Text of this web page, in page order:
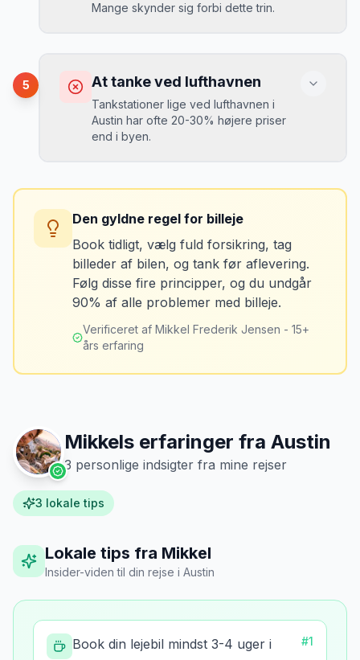
kr. i selvrisiko. Siden har jeg altid
Løsning
Mange skynder sig forbi dette trin.
Du kan blive opkrævet for skader, der
var der før du fik bilen.
Løsning
brændstofmåleren.
MJ
Mikkels erfaring Oktober 2024
“Jeg fotograferer altid bilen fra alle
vinkler ved afhentning. Det har reddet
5 At tanke ved lufthavnen
Tankstationer lige ved lufthavnen i
Austin har ofte 20-30% højere priser
end i byen.
sidste tankning.
Tank bilen op et par kilometer fra
lufthavnen dagen før aflevering. Priserne
er markant lavere.
Den gyldne regel for billeje
Book tidligt, vælg fuld forsikring, tag
billeder af bilen, og tank før aflevering.
Følg disse fire principper, og du undgår
90% af alle problemer med billeje.
Verificeret af Mikkel Frederik Jensen - 15+
års erfaring
Mikkels erfaringer fra Austin
3 personlige indsigter fra mine rejser
3 lokale tips
Lokale tips fra Mikkel
Insider-viden til din rejse i Austin
Book din lejebil mindst 3-4 uger i
#1